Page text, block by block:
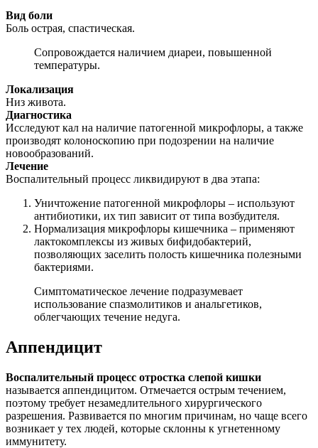
Вид боли
Боль острая, спастическая.
Сопровождается наличием диареи, повышенной
температуры.
Локализация
Низ живота.
Диагностика
Исследуют кал на наличие патогенной микрофлоры, а также
производят колоноскопию при подозрении на наличие
новообразований.
Лечение
Воспалительный процесс ликвидируют в два этапа:
Уничтожение патогенной микрофлоры – используют
антибиотики, их тип зависит от типа возбудителя.
Нормализация микрофлоры кишечника – применяют
лактокомплексы из живых бифидобактерий,
позволяющих заселить полость кишечника полезными
бактериями.
Симптоматическое лечение подразумевает
использование спазмолитиков и анальгетиков,
облегчающих течение недуга.
Аппендицит
Воспалительный процесс отростка слепой кишки
называется аппендицитом. Отмечается острым течением,
поэтому требует незамедлительного хирургического
разрешения. Развивается по многим причинам, но чаще всего
возникает у тех людей, которые склонны к угнетенному
иммунитету.